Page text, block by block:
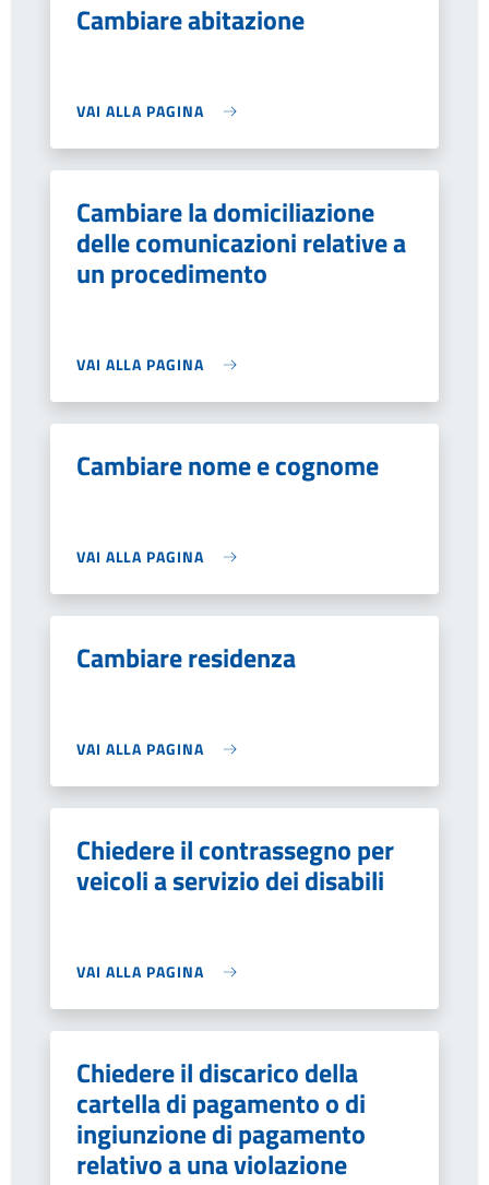
Cambiare abitazione
VAI ALLA PAGINA
Cambiare la domiciliazione
delle comunicazioni relative a
un procedimento
VAI ALLA PAGINA
Cambiare nome e cognome
VAI ALLA PAGINA
Cambiare residenza
VAI ALLA PAGINA
Chiedere il contrassegno per
veicoli a servizio dei disabili
VAI ALLA PAGINA
Chiedere il discarico della
cartella di pagamento o di
ingiunzione di pagamento
relativo a una violazione